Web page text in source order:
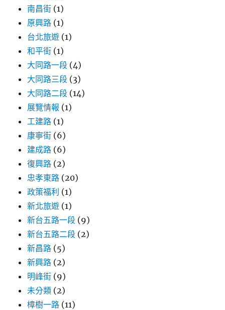
南昌街 (1)
原興路 (1)
台北旅遊 (1)
和平街 (1)
大同路一段 (4)
大同路三段 (3)
大同路二段 (14)
展覽情報 (1)
工建路 (1)
康寧街 (6)
建成路 (6)
復興路 (2)
忠孝東路 (20)
政策福利 (1)
新北旅遊 (1)
新台五路一段 (9)
新台五路二段 (2)
新昌路 (5)
新興路 (2)
明峰街 (9)
未分類 (2)
樟樹一路 (11)